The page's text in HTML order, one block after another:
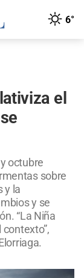
6°
el
octubre
sobre
y la
y se
“La Niña